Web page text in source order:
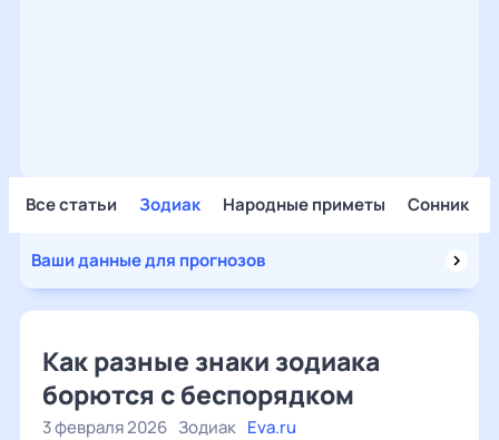
Все статьи Зодиак Народные приметы Сонник
Ваши данные для прогнозов
Как разные знаки зодиака
борются с беспорядком
3 февраля 2026 Зодиак Eva.ru